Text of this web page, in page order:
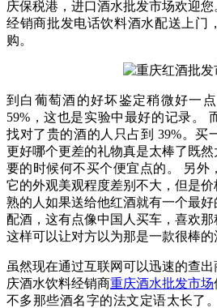
庆保税港，进口酒水批发市场欢迎您
经销商批发电话饮料酒水配送上门
购。
到白葡萄酒的好坏鉴定稍微好一
59%，这也是实验中最好的记录。
找对了贵的酒的人只占到 39%。买
更好哪个更差的礼物真是太棒了既
要的时候何不买个便宜点的。 另外
它的外观美观程度差别不大，但是
熟的人如果送给他红酒就有一个最
配酒，这有点像中国人买车，喜欢那
这样可以让对方以为那是一款很棒的
虽然现在通过互联网可以迅速的查
庆酒水饮料经销商重庆酒水批发市场
不多那些酒名字的法文定语太长了